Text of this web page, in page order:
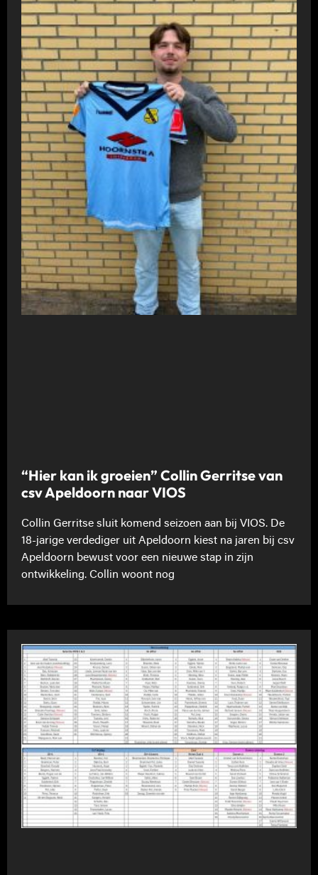
“Hier kan ik groeien” Collin Gerritse van
csv Apeldoorn naar VIOS
Collin Gerritse sluit komend seizoen aan bij VIOS. De
18-jarige verdediger uit Apeldoorn kiest na jaren bij csv
Apeldoorn bewust voor een nieuwe stap in zijn
ontwikkeling. Collin woont nog